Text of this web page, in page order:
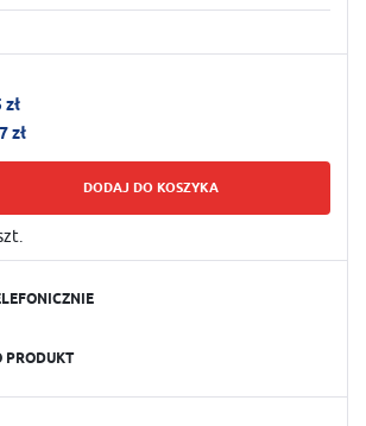
zł
zł
DODAJ DO KOSZYKA
PRODUKT